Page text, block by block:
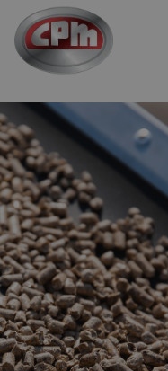
跳
至
主
内
容